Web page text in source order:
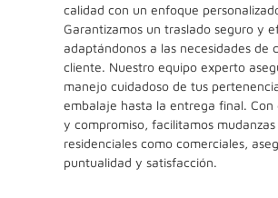
calidad con un enfoque
Garantizamos un traslado seguro y
adaptándonos a las necesidades de
cliente. Nuestro equipo experto
manejo cuidadoso de tus
embalaje hasta la entrega final. Con
y compromiso, facilitamos
residenciales como comerciales,
puntualidad y satisfacción.